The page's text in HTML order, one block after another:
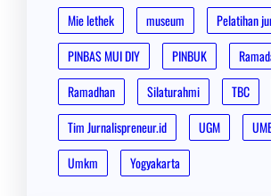
Mie lethek
museum
Pelatihan
PINBAS MUI DIY
PINBUK
Ramadhan
Silaturahmi TBC
Tim Jurnalispreneur.id
UGM
Umkm
Yogyakarta